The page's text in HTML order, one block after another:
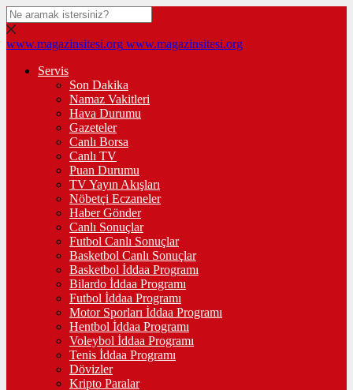
www.magazinsitesi.org www.magazinsitesi.org
Servis
Son Dakika
Namaz Vakitleri
Hava Durumu
Gazeteler
Canlı Borsa
Canlı TV
Puan Durumu
TV Yayın Akışları
Nöbetçi Eczaneler
Haber Gönder
Canlı Sonuçlar
Futbol Canlı Sonuçlar
Basketbol Canlı Sonuçlar
Basketbol İddaa Programı
Bilardo İddaa Programı
Futbol İddaa Programı
Motor Sporları İddaa Programı
Hentbol İddaa Programı
Voleybol İddaa Programı
Tenis İddaa Programı
Dövizler
Kripto Paralar